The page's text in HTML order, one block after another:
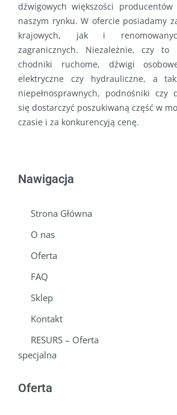
dźwigowych większości
naszym rynku. W ofercie posiadamy
krajowych, jak i
zagranicznych. Niezależnie, czy to
chodniki ruchome, dźwigi
elektryczne czy hydrauliczne, a
niepełnosprawnych, podnośniki czy
się dostarczyć poszukiwaną część w
czasie i za konkurencyją cenę.
Nawigacja
Strona Główna
O nas
Oferta
FAQ
Sklep
Kontakt
RESURS – Oferta
specjalna
Oferta